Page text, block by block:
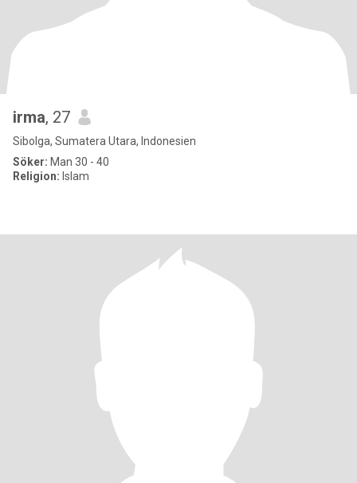
irma, 27
Sibolga, Sumatera Utara, Indonesien
Söker: Man 30 - 40
Religion: Islam